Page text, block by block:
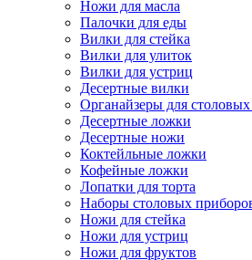
Ножи для масла
Палочки для еды
Вилки для стейка
Вилки для улиток
Вилки для устриц
Десертные вилки
Органайзеры для
Десертные ложки
Десертные ножи
Коктейльные ложки
Кофейные ложки
Лопатки для торта
Наборы столовых
Ножи для стейка
Ножи для устриц
Ножи для фруктов